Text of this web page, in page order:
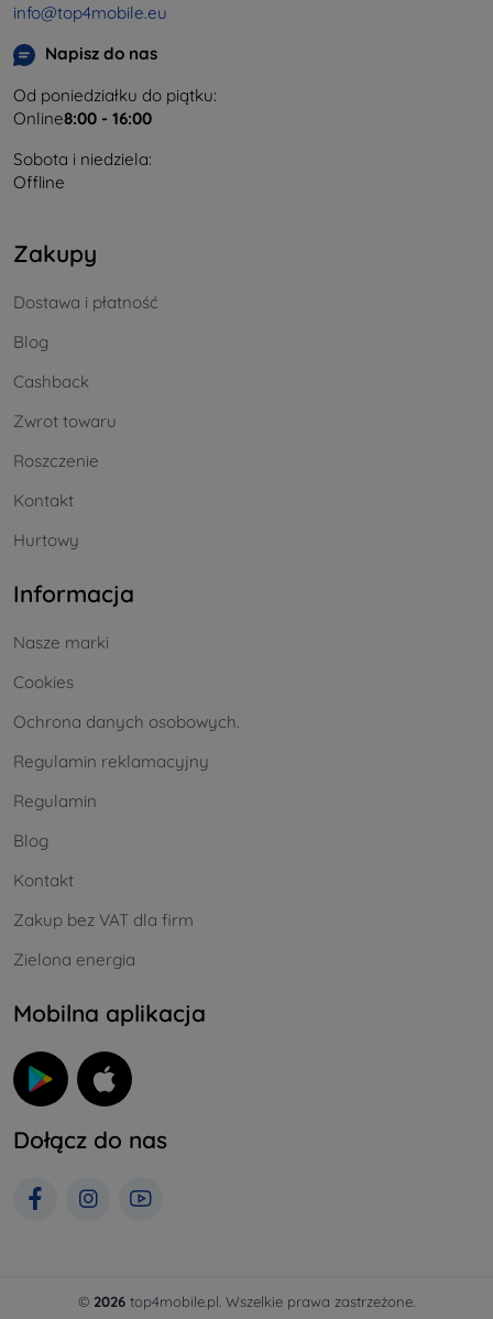
info@top4mobile.eu
Napisz do nas
Od poniedziałku do piątku:
Online8:00 - 16:00
Sobota i niedziela:
Offline
Zakupy
Dostawa i płatność
Blog
Cashback
Zwrot towaru
Roszczenie
Kontakt
Hurtowy
Informacja
Nasze marki
Cookies
Ochrona danych osobowych.
Regulamin reklamacyjny
Regulamin
Blog
Kontakt
Zakup bez VAT dla firm
Zielona energia
Mobilna aplikacja
Dołącz do nas
© 2026 top4mobile.pl. Wszelkie prawa zastrzeżone.